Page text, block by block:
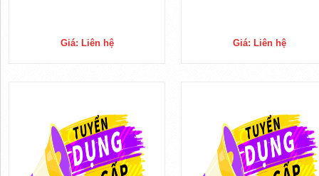
Giá: Liên hệ Giá: Liên hệ